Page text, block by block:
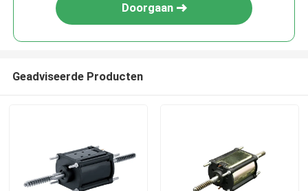
Doorgaan
Geadviseerde Producten